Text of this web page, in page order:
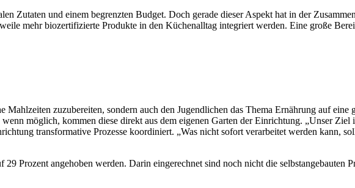
Zutaten und einem begrenzten Budget. Doch gerade dieser Aspekt hat in der
mehr biozertifizierte Produkte in den Küchenalltag integriert werden. Eine große
Mahlzeiten zuzubereiten, sondern auch den Jugendlichen das Thema Ernährung auf eine
möglich, kommen diese direkt aus dem eigenen Garten der Einrichtung. „Unser Ziel
transformative Prozesse koordiniert. „Was nicht sofort verarbeitet werden kann,
Prozent angehoben werden. Darin eingerechnet sind noch nicht die selbstangebauten